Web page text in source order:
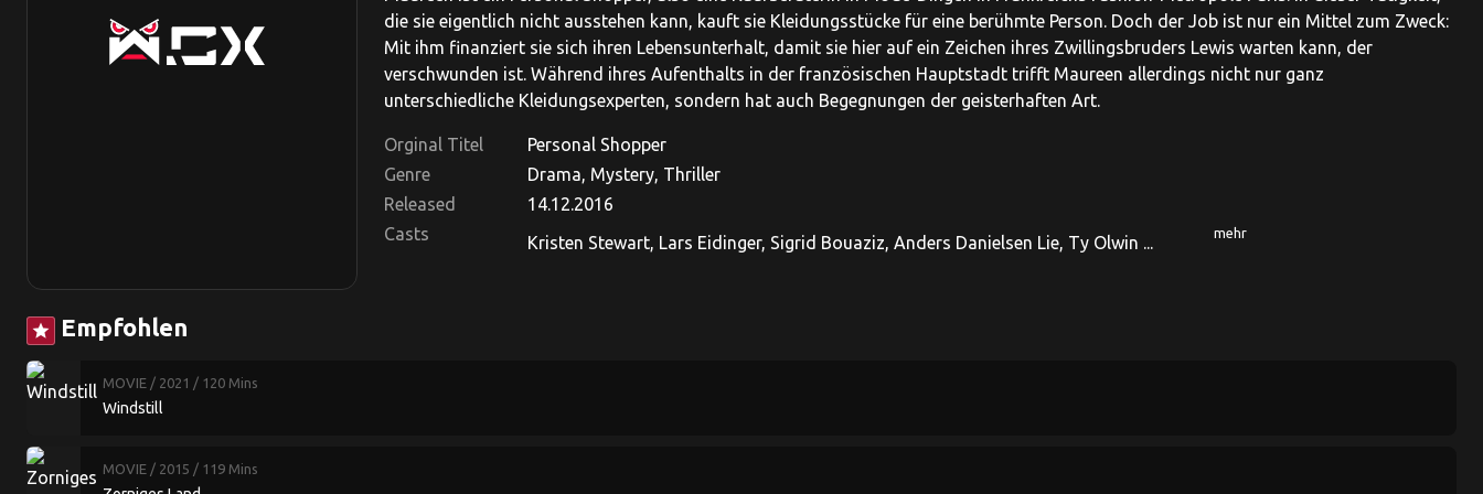
die sie eigentlich nicht ausstehen kann, kauft sie Kleidungsstücke für eine berühmte Person. Doch der Job ist nur ein Mittel zum Zweck:
Mit ihm finanziert sie sich ihren Lebensunterhalt, damit sie hier auf ein Zeichen ihres Zwillingsbruders Lewis warten kann, der
verschwunden ist. Während ihres Aufenthalts in der französischen Hauptstadt trifft Maureen allerdings nicht nur ganz
unterschiedliche Kleidungsexperten, sondern hat auch Begegnungen der geisterhaften Art.
Orginal Titel
Personal Shopper
Genre
Drama, Mystery, Thriller
Released
14.12.2016
Casts
Kristen Stewart, Lars Eidinger, Sigrid Bouaziz, Anders Danielsen Lie, Ty Olwin ...
mehr
star Empfohlen
MOVIE / 2021 / 120 Mins
Windstill
MOVIE / 2015 / 119 Mins